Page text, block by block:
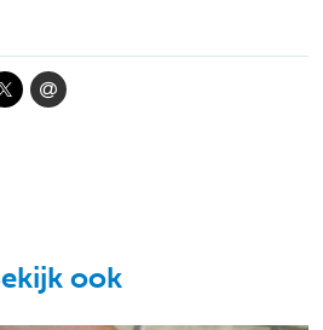
ook